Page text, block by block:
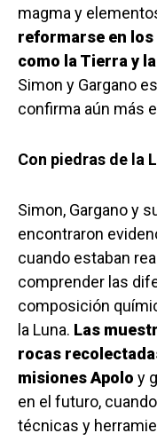
magma y
reformarse en
como la Tierra y
Simon y Gargano
confirma aún más
Con piedras de la
Simon, Gargano y
encontraron
cuando estaban
comprender las
composición
la Luna. Las
rocas
misiones Apolo y
en el futuro,
técnicas y